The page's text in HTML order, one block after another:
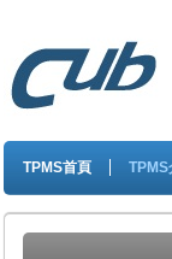
TPMS首頁 TPMS